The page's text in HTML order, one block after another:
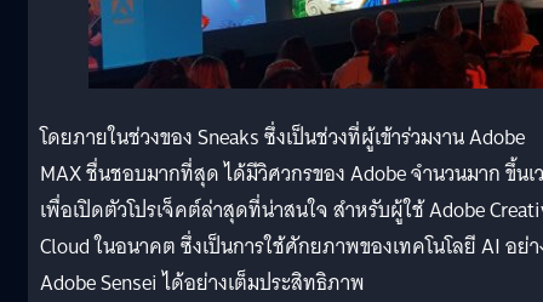
โดยภายในช่วงของ Sneaks ซึ่งเป็นช่วงที่ผู้เข้าร่วมงาน Adobe
MAX ชื่นชอบมากที่สุด ได้มีวิศวกรของ Adobe จำนวนมาก ขึ้นเ
เพื่อเปิดตัวโปรเจ็คต์ล่าสุดที่น่าสนใจ สำหรับผู้ใช้ Adobe
Cloud ในอนาคต ซึ่งเป็นการใช้ศักยภาพของเทคโนโลยี AI อย่
Adobe Sensei ได้อย่างเต็มประสิทธิภาพ